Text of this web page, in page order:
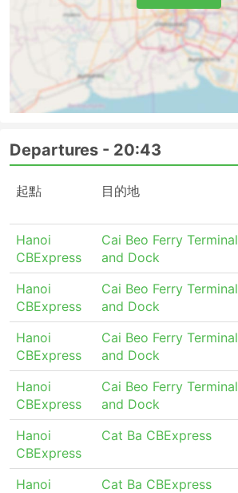
Departures - 20:43
起點 目的地
Hanoi
CBExpress
Cai Beo Ferry Terminal
and Dock
Hanoi
CBExpress
Cai Beo Ferry Terminal
and Dock
Hanoi
CBExpress
Cai Beo Ferry Terminal
and Dock
Hanoi
CBExpress
Cai Beo Ferry Terminal
and Dock
Hanoi
CBExpress
Cat Ba CBExpress
Hanoi
Cat Ba CBExpress